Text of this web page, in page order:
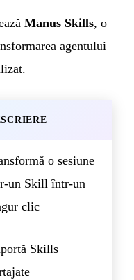
Manus Skills, o
agentului
o sesiune
un Skill într-un
clic
Skills